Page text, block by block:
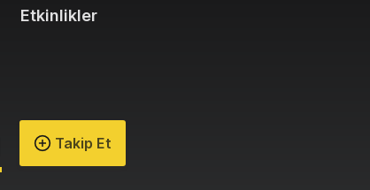
Etkinlikler
Takip Et